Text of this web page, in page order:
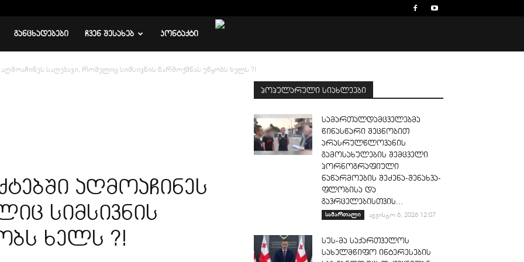
ᲒᲐᲜᲪᲮᲐᲓᲔᲑᲔᲑᲘ ᲩᲕᲔᲜ ᲨᲔᲡᲐᲮᲔᲑ ᲙᲝᲜᲢᲐᲥᲢᲘ
საღებავი, რომელიც სიმსივნის წარმოქმნას უწყობს ხელს ?!
აღმოაჩინეს
სიმსივნის
ხელს ?!
პოპულარული სიახლეები
სამართალდამცველებმა
წინასწარი შეცნობით
არასრულწლოვანის
გამოსახულების შემცველი
პორნოგრაფიული
ნაწარმოების შეძენა-შენახვა-
ფლობისა და
გავრცელებისთვის...
სამართალი აგვისტო 6, 2026 12:07
სუს-მა საქართველოს
სახელმწიფო ინტერესების